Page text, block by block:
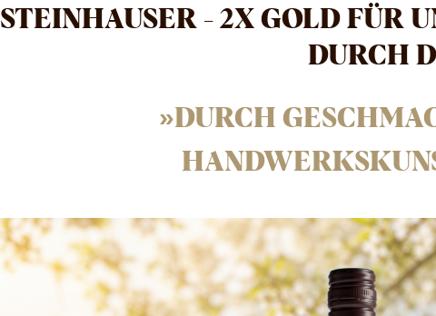
STEINHAUSER - 2X GOLD FÜR
DURCH
»DURCH